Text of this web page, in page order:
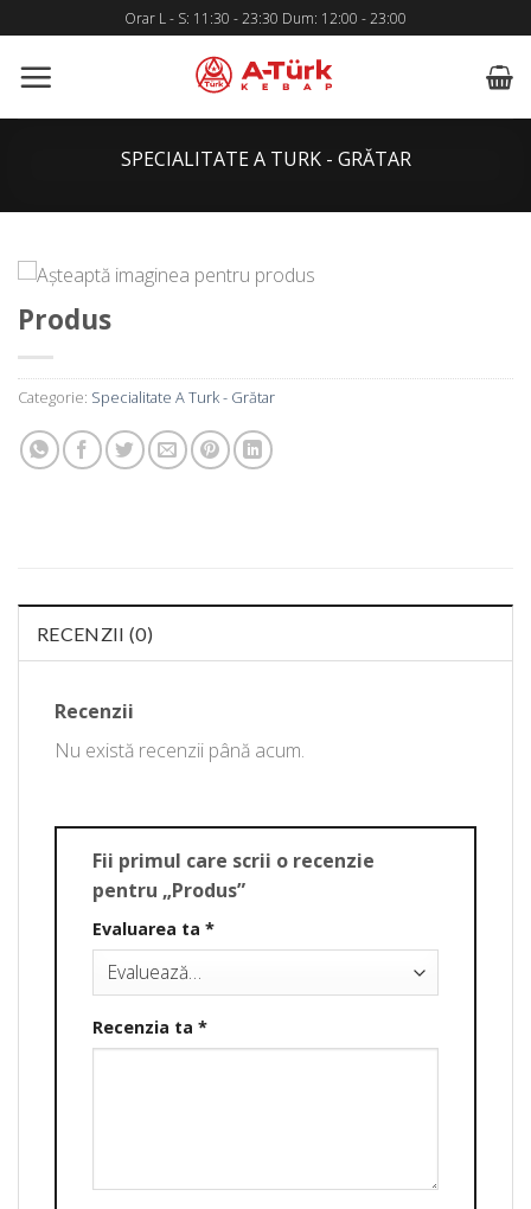
to
content
Orar L - S: 11:30 - 23:30 Dum: 12:00 - 23:00
SPECIALITATE A TURK - GRĂTAR
Produs
Categorie: Specialitate A Turk - Grătar
RECENZII (0)
Recenzii
Nu există recenzii până acum.
Fii primul care scrii o recenzie
pentru „Produs”
Evaluarea ta *
Recenzia ta *